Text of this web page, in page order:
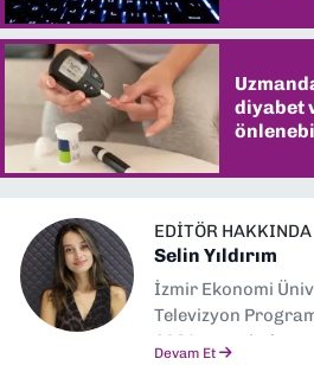
diyabet
EDITÖR HAKKINDA
Selin Yıldırım
İzmir Ekonomi
Televizyon
2024 senesinde
Devam Et